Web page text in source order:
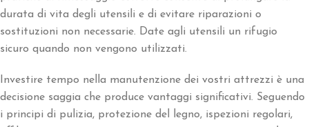
durata di vita degli utensili e di evitare riparazioni o
sostituzioni non necessarie. Date agli utensili un rifugio
sicuro quando non vengono utilizzati.
Investire tempo nella manutenzione dei vostri attrezzi è una
decisione saggia che produce vantaggi significativi. Seguendo
i principi di pulizia, protezione del legno, ispezioni regolari,